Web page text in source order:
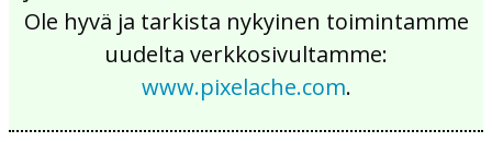
Ole hyvä ja tarkista nykyinen toimintamme
uudelta verkkosivultamme:
www.pixelache.com.